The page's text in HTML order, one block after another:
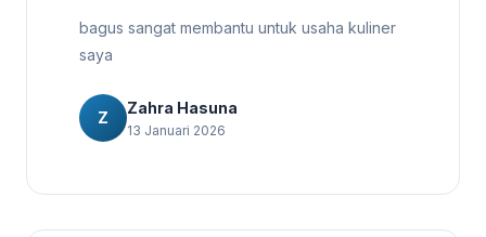
bagus sangat membantu untuk usaha kuliner
saya
Z
Zahra Hasuna
13 Januari 2026